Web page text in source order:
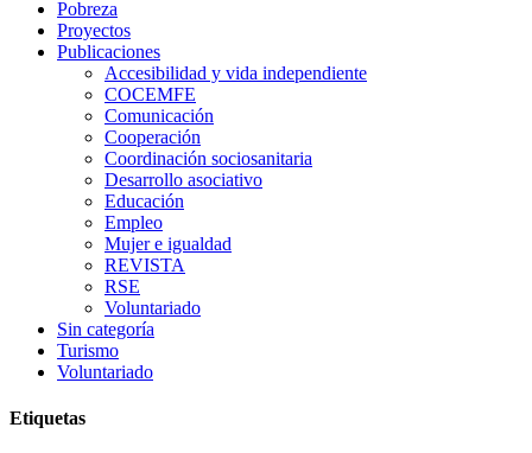
Pobreza
Proyectos
Publicaciones
Accesibilidad y vida independiente
COCEMFE
Comunicación
Cooperación
Coordinación sociosanitaria
Desarrollo asociativo
Educación
Empleo
Mujer e igualdad
REVISTA
RSE
Voluntariado
Sin categoría
Turismo
Voluntariado
Etiquetas